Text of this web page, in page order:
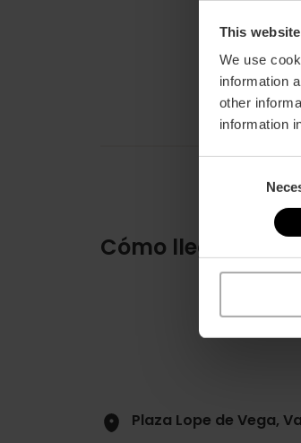
This
We use
information
other
information
Cómo llegar
Plaza Lope de Vega,